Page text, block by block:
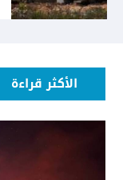
الأكثر قراءة